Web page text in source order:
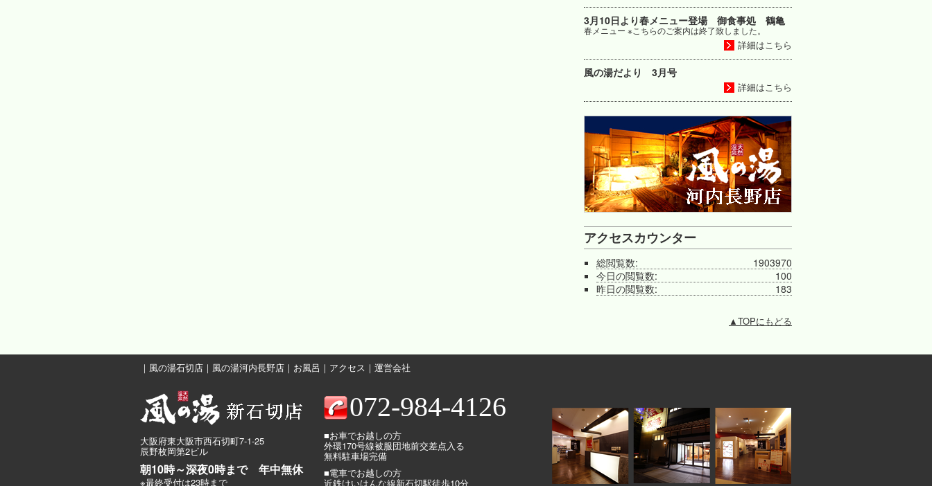
3月10日より春メニュー登場 御食事処 鶴亀
春メニュー ※こちらのご案内は終了致しました。
詳細はこちら
風の湯だより 3月号
詳細はこちら
アクセスカウンター
1903970
総閲覧数:
100
今日の閲覧数:
183
昨日の閲覧数:
▲TOPにもどる
｜ 風の湯石切店 ｜ 風の湯河内長野店 ｜ お風呂 ｜ アクセス ｜ 運営会社
大阪府東大阪市西石切町7-1-25
辰野枚岡第2ビル
朝10時～深夜0時まで 年中無休
※最終受付は23時まで
072-984-4126
■お車でお越しの方
外環170号線被服団地前交差点入る
無料駐車場完備
■電車でお越しの方
近鉄けいはんな線新石切駅徒歩10分